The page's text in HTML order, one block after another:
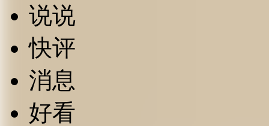
说说
快评
消息
好看